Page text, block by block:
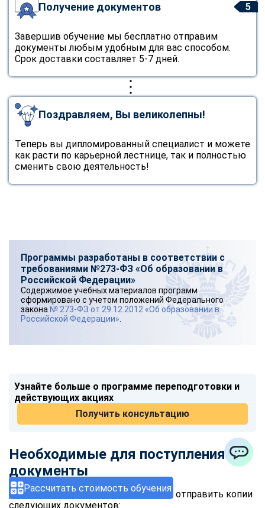
Рассчитать стоимость обучения
5
Получение документов
Завершив обучение мы бесплатно отправим
документы любым удобным для вас способом.
Срок доставки составляет 5-7 дней.
Поздравляем, Вы великолепны!
Теперь вы дипломированный специалист и можете
как расти по карьерной лестнице, так и полностью
сменить свою деятельность!
Программы разработаны в соответствии с
требованиями №273-ФЗ «Об образовании в
Российской Федерации»
Содержимое учебных материалов программ
сформировано с учетом положений Федерального
закона № 273-ФЗ от 29.12.2012 «Об образовании в
Российской Федерации»
Узнайте больше о программе переподготовки и
действующих акциях
Получить консультацию
Необходимые для поступления
документы
Для подписания договора требуется отправить копии
следующих документов:
Свяжитесь с нами через любой удобный мессенджер!
Telegram WhatsApp